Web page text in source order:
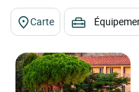
Carte